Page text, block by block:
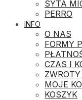
SYTA
PERRO
INFO
O NAS
FORMY
CZAS I
MOJE
KOSZYK